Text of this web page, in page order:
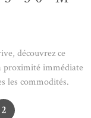
découvrez ce
proximité immédiate
les commodités.
avec
que de WC.
2